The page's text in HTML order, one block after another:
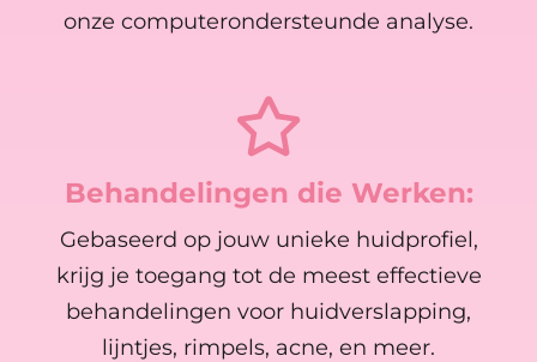
onze computerondersteunde analyse.
Behandelingen die Werken:
Gebaseerd op jouw unieke huidprofiel,
krijg je toegang tot de meest effectieve
behandelingen voor huidverslapping,
lijntjes, rimpels, acne, en meer.